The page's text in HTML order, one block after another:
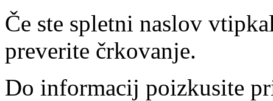
Če ste spletni naslov
preverite črkovanje.
Do informacij poizkusite